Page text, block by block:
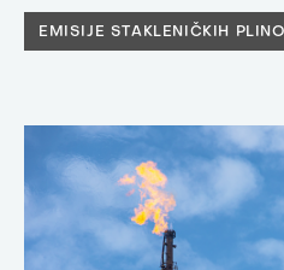
EMISIJE STAKLENIČKIH